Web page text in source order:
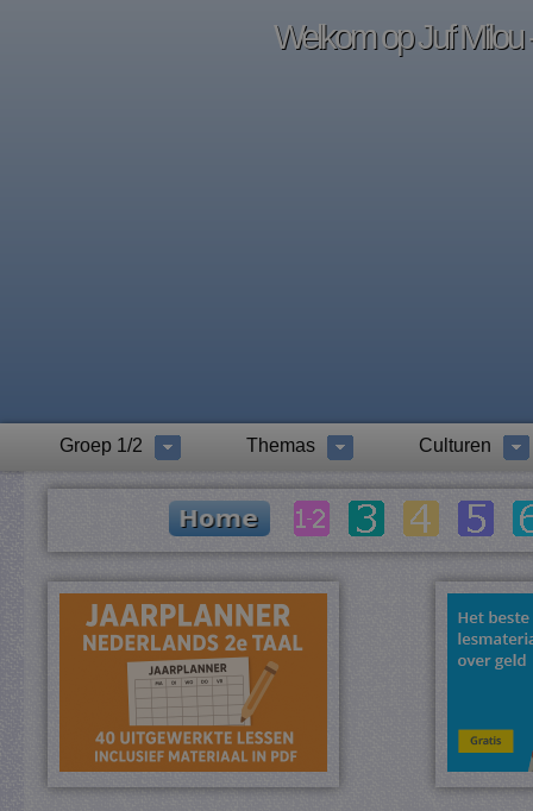
Welkom op Juf Milou
Groep 1/2 Themas Culturen